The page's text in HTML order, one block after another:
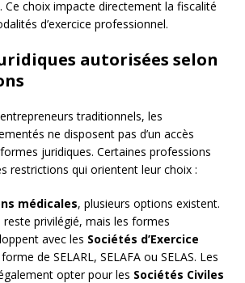
Ce choix impacte directement la fiscalité
d’exercice professionnel.
autorisées selon
traditionnels, les
ne disposent pas d’un accès
juridiques. Certaines professions
restrictions qui orientent leur choix :
médicales, plusieurs options existent.
reste privilégié, mais les formes
avec les Sociétés d’Exercice
de SELARL, SELAFA ou SELAS. Les
opter pour les Sociétés Civiles